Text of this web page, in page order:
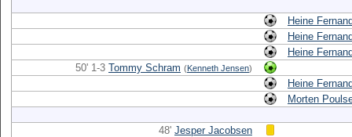
Heine
Heine
Heine
50' 1-3 Tommy Schram (Kenneth Jensen)
Heine
Morten
48' Jesper Jacobsen